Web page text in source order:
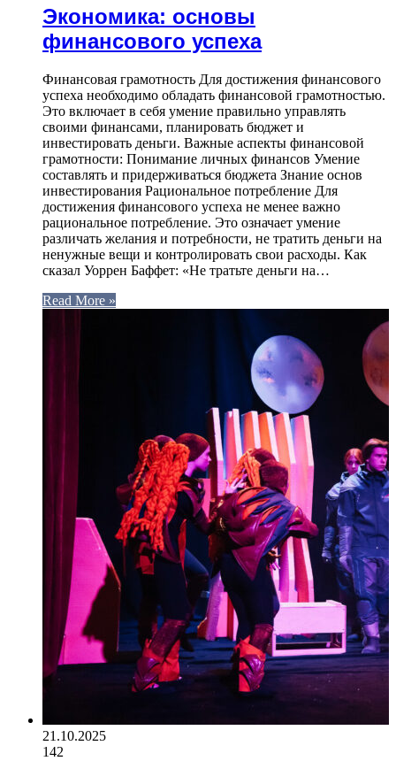
Экономика: основы
финансового успеха
Финансовая грамотность Для достижения финансового
успеха необходимо обладать финансовой грамотностью.
Это включает в себя умение правильно управлять
своими финансами, планировать бюджет и
инвестировать деньги. Важные аспекты финансовой
грамотности: Понимание личных финансов Умение
составлять и придерживаться бюджета Знание основ
инвестирования Рациональное потребление Для
достижения финансового успеха не менее важно
рациональное потребление. Это означает умение
различать желания и потребности, не тратить деньги на
ненужные вещи и контролировать свои расходы. Как
сказал Уоррен Баффет: «Не тратьте деньги на…
Read More »
21.10.2025
142